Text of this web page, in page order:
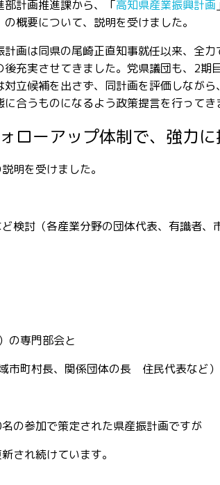
部計画推進課から、「高知県産業振興計画
の概要について、説明を受けました。
計画は同県の尾崎正直知事就任以来、全力
後充実させてきました。党県議団も、2期
対立候補を出さず、同計画を評価しながら
に合うものになるよう政策提言を行ってき
ローアップ体制で、強力に
明を受けました。
検討（各産業分野の団体代表、有識者、
の専門部会と
市町村長、関係団体の長 住民代表など）
の参加で策定された県産振計画ですが
され続けています。